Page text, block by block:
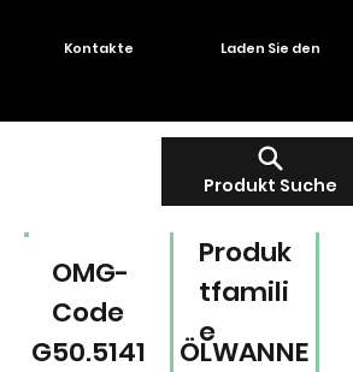
Produkt Suche
Kontakte Laden Sie den
Produk
tfamili
e
OMG-
Code
ÖLWANNE
G50.5141